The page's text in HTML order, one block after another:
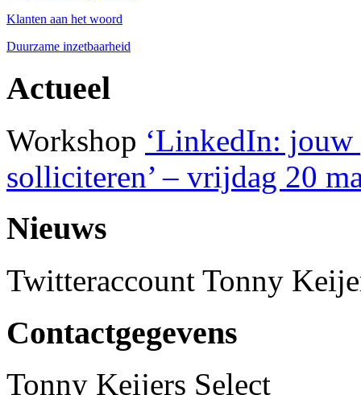
Klanten aan het woord
Duurzame inzetbaarheid
Actueel
Workshop ‘LinkedIn:
solliciteren’ – vrijdag 20
Nieuws
Twitteraccount Tonny
Contactgegevens
Tonny Keijers Select